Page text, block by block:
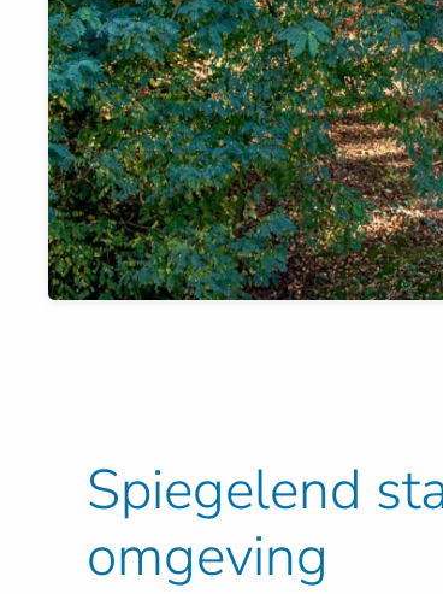
Spiegelend
omgeving